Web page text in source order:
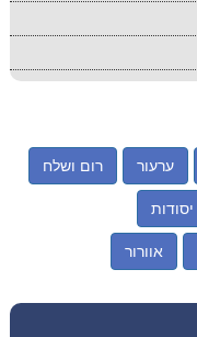
ערעור רום ושלח
יסודות
אוורור